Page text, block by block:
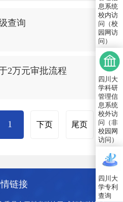
查询
2万元审批流程
1 下页 尾页
链接
息系统
校内访
问（校
园网访
问）
四川大
学科研
管理信
息系统
校外访
问（非
校园网
访问）
四川大
学专利
查询